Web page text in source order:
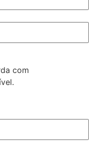
com